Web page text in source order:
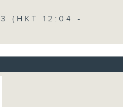
(HKT 12:04 -